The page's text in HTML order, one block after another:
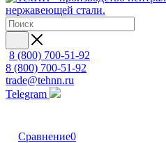
8 (800) 700-51-92
8 (800) 700-51-92
trade@tehnn.ru
Telegram
Сравнение0